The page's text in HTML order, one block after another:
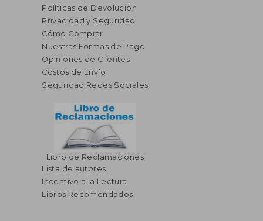
Políticas de Devolución
Privacidad y Seguridad
Cómo Comprar
Nuestras Formas de Pago
Opiniones de Clientes
Costos de Envío
Seguridad Redes Sociales
Libro de Reclamaciones
Lista de autores
Incentivo a la Lectura
Libros Recomendados